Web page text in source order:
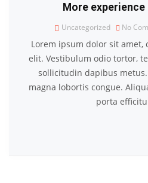
More
Uncategorized No
Lorem ipsum dolor sit amet,
elit. Vestibulum odio tortor,
sollicitudin dapibus
magna lobortis congue.
porta